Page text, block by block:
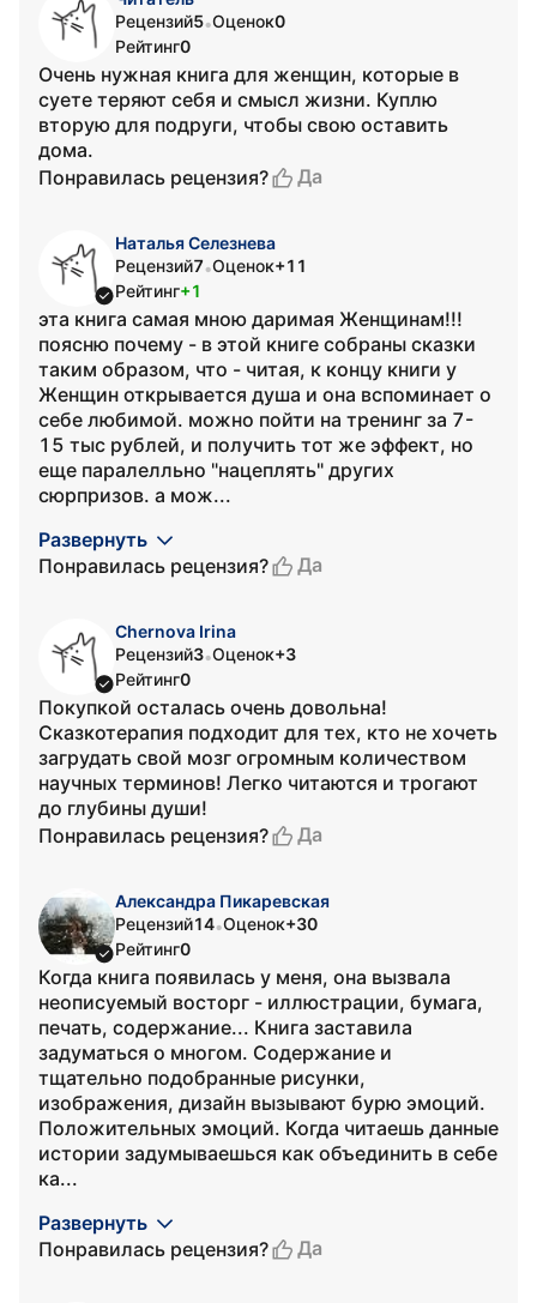
Рецензий5•Оценок0
Рейтинг0
Очень нужная книга для женщин, которые в
суете теряют себя и смысл жизни. Куплю
вторую для подруги, чтобы свою оставить
дома.
Понравилась рецензия?
Да
Наталья Селезнева
Рецензий7•Оценок+11
Рейтинг+1
эта книга самая мною даримая Женщинам!!!
поясню почему - в этой книге собраны сказки
таким образом, что - читая, к концу книги у
Женщин открывается душа и она вспоминает о
себе любимой. можно пойти на тренинг за 7-
15 тыс рублей, и получить тот же эффект, но
еще паралелльно "нацеплять" других
сюрпризов. а мож...
Развернуть
Понравилась рецензия?
Да
Chernova Irina
Рецензий3•Оценок+3
Рейтинг0
Покупкой осталась очень довольна!
Сказкотерапия подходит для тех, кто не хочеть
загрудать свой мозг огромным количеством
научных терминов! Легко читаются и трогают
до глубины души!
Понравилась рецензия?
Да
Александра Пикаревская
Рецензий14•Оценок+30
Рейтинг0
Когда книга появилась у меня, она вызвала
неописуемый восторг - иллюстрации, бумага,
печать, содержание... Книга заставила
задуматься о многом. Содержание и
тщательно подобранные рисунки,
изображения, дизайн вызывают бурю эмоций.
Положительных эмоций. Когда читаешь данные
истории задумываешься как объединить в себе
ка...
Развернуть
Понравилась рецензия?
Да